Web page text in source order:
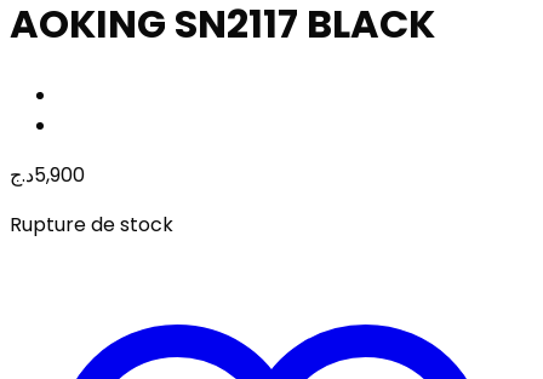
AOKING SN2117 BLACK
5,900د.ج
Rupture de stock